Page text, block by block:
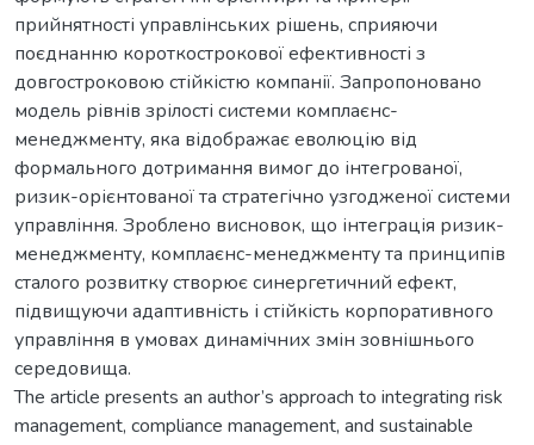
прийнятності управлінських рішень, сприяючи
поєднанню короткострокової ефективності з
довгостроковою стійкістю компанії. Запропоновано
модель рівнів зрілості системи комплаєнс-
менеджменту, яка відображає еволюцію від
формального дотримання вимог до інтегрованої,
ризик-орієнтованої та стратегічно узгодженої системи
управління. Зроблено висновок, що інтеграція ризик-
менеджменту, комплаєнс-менеджменту та принципів
сталого розвитку створює синергетичний ефект,
підвищуючи адаптивність і стійкість корпоративного
управління в умовах динамічних змін зовнішнього
середовища.
The article presents an author’s approach to integrating risk
management, compliance management, and sustainable